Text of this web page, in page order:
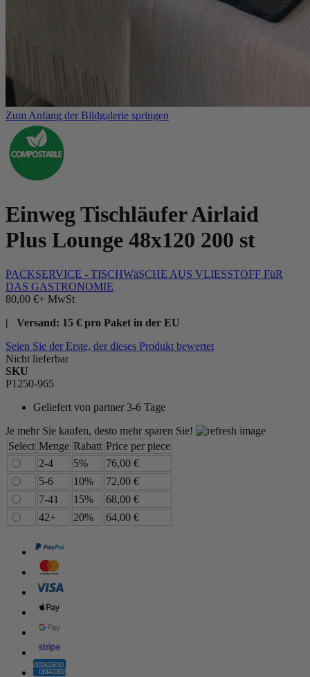
Zum Anfang der Bildgalerie springen
Einweg Tischläufer Airlaid
Plus Lounge 48x120 200 st
PACKSERVICE - TISCHWäSCHE AUS VLIESSTOFF FüR
DAS GASTRONOMIE
80,00 €+ MwSt
| Versand: 15 € pro Paket in der EU
Seien Sie der Erste, der dieses Produkt bewertet
Nicht lieferbar
SKU
P1250-965
Geliefert von partner 3-6 Tage
Je mehr Sie kaufen, desto mehr sparen Sie!
Select Menge Rabatt Price per piece
2-4
5%
76,00 €
5-6
10%
72,00 €
7-41
15%
68,00 €
42+
20% 64,00 €